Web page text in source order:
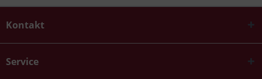
Kontakt
Service